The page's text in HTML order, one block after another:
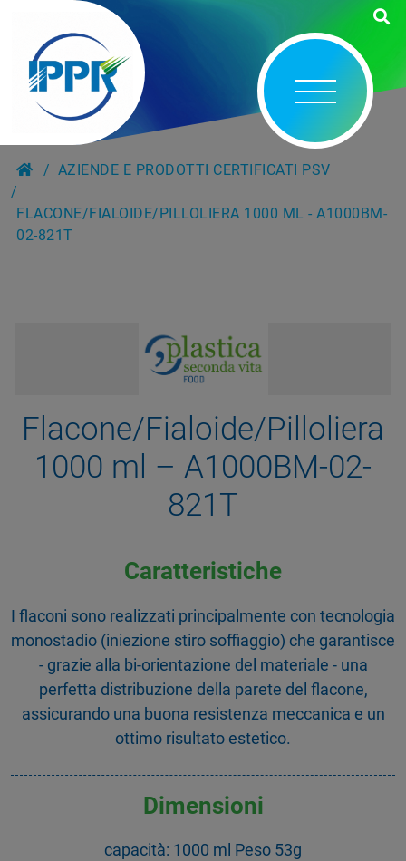
AZIENDE E PRODOTTI CERTIFICATI PSV
FLACONE/FIALOIDE/PILLOLIERA 1000 ML - A1000BM-
02-821T
Flacone/Fialoide/Pilloliera
1000 ml – A1000BM-02-
821T
Caratteristiche
I flaconi sono realizzati principalmente con tecnologia
monostadio (iniezione stiro soffiaggio) che garantisce
- grazie alla bi-orientazione del materiale - una
perfetta distribuzione della parete del flacone,
assicurando una buona resistenza meccanica e un
ottimo risultato estetico.
Dimensioni
capacità: 1000 ml Peso 53g